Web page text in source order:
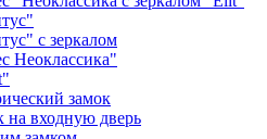
с зеркалом
Неоклассика"
замок
на входную дверь